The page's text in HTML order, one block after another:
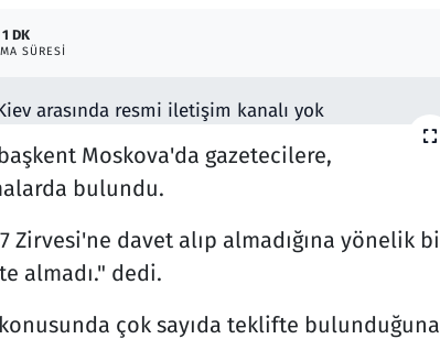
1 DK
SÜRESI
Moskova'da gazetecilere,
bulundu.
Zirvesi'ne davet alıp almadığına yönelik
almadı." dedi.
çok sayıda teklifte bulunduğuna